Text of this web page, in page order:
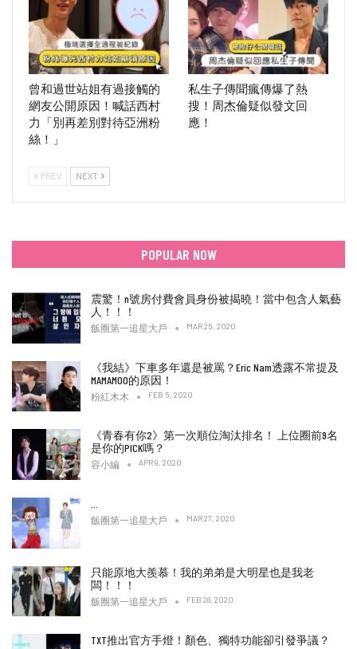
曾和過世站姐有過接觸的
網友公開原因！喊話西村
力「別再差別對待亞洲粉
絲！」
私生子傳聞瘋傳爆了熱
搜！周杰倫疑似發文回
應！
PREV NEXT
POPULAR NOW
震驚！n號房付費會員身份被揭曉！當中包含人氣藝
人！！！
飯圈第一追星大戶 MAR 25, 2020
《我結》下車多年還是被罵？Eric Nam透露不常提及
MAMAMOO的原因！
粉紅木木 FEB 5, 2020
《青春有你2》第一次順位淘汰排名！ 上位圈前9名
是你的PICK嗎？
容小編 APR 9, 2020
飯圈第一追星大戶 MAR 27, 2020
只能原地大羨慕！我的弟弟是大明星也是我老
闆！！！
飯圈第一追星大戶 FEB 28, 2020
TXT推出官方手燈！顏色、獨特功能卻引發爭議？